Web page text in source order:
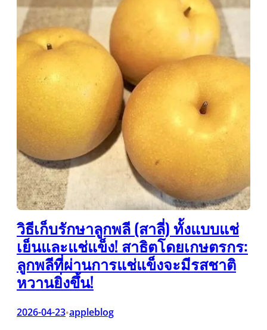
วิธีเก็บรักษาลูกพลี (สาลี่) ทั้งแบบแช่
เย็นและแช่แข็ง! สาธิตโดยเกษตรกร:
ลูกพลีที่ผ่านการแช่แข็งจะมีรสชาติ
หวานยิ่งขึ้น!
2026-04-23•appleblog